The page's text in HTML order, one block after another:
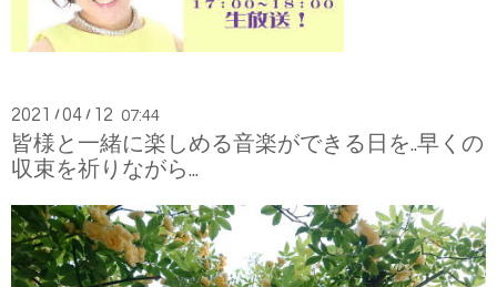
2021 /04 / 12 07:44
皆様と一緒に楽しめる音楽ができる日を..早くの
収束を祈りながら...